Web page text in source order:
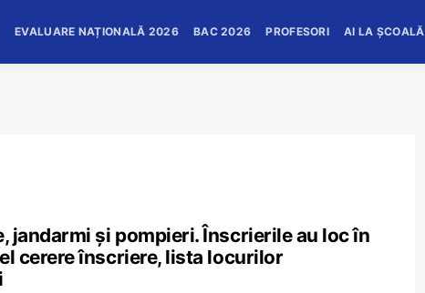
EVALUARE NAȚIONALĂ 2026 BAC 2026 PROFESORI AI LA ȘCOALĂ
jandarmi și pompieri. Înscrierile au loc în
cerere înscriere, lista locurilor